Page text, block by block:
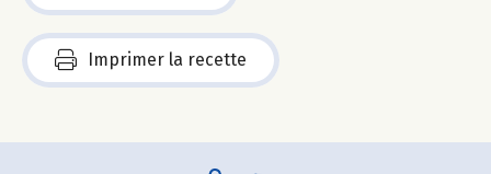
Imprimer la recette